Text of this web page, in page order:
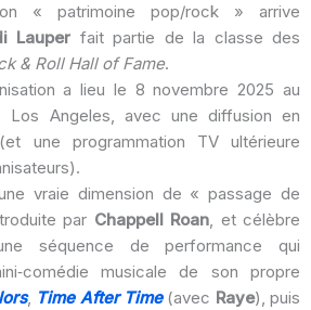
« patrimoine pop/rock » arrive
Lauper fait partie de la classe des
& Roll Hall of Fame.
a lieu le 8 novembre 2025 au
Los Angeles, avec une diffusion en
une programmation TV ultérieure
vraie dimension de « passage de
par Chappell Roan, et célèbre
séquence de performance qui
musicale de son propre
, Time After Time(avec Raye), puis